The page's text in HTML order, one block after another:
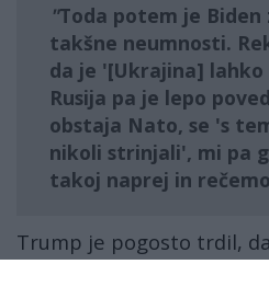
Toda potem je
takšne neumnosti.
da je '[Ukrajina]
Rusija pa je lepo
obstaja Nato, se 's
nikoli strinjali', mi pa
takoj naprej in
Trump je pogosto trdil,